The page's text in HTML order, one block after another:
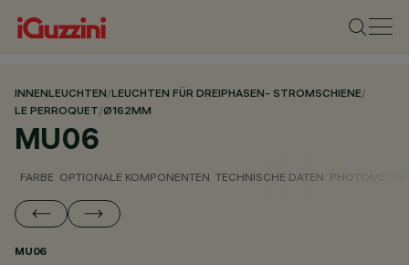
INNENLEUCHTEN/LEUCHTEN FÜR DREIPHASEN- STROMSCHIENE/
LE PERROQUET/Ø162MM
MU06
FARBE OPTIONALE KOMPONENTEN TECHNISCHE DATEN
MU06